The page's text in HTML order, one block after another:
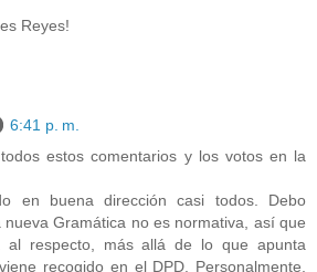
Reyes!
6:41 p. m.
estos comentarios y los votos en la
en buena dirección casi todos. Debo
Gramática no es normativa, así que
al respecto, más allá de lo que apunta
recogido en el DPD. Personalmente,